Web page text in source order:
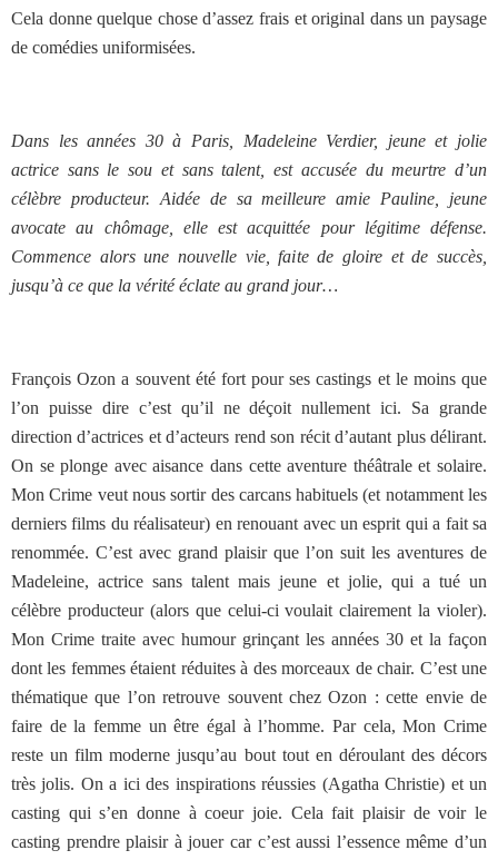
Cela donne quelque chose d’assez frais et original dans un paysage
de comédies uniformisées.
Dans les années 30 à Paris, Madeleine Verdier, jeune et jolie
actrice sans le sou et sans talent, est accusée du meurtre d’un
célèbre producteur. Aidée de sa meilleure amie Pauline, jeune
avocate au chômage, elle est acquittée pour légitime défense.
Commence alors une nouvelle vie, faite de gloire et de succès,
jusqu’à ce que la vérité éclate au grand jour…
François Ozon a souvent été fort pour ses castings et le moins que
l’on puisse dire c’est qu’il ne déçoit nullement ici. Sa grande
direction d’actrices et d’acteurs rend son récit d’autant plus délirant.
On se plonge avec aisance dans cette aventure théâtrale et solaire.
Mon Crime veut nous sortir des carcans habituels (et notamment les
derniers films du réalisateur) en renouant avec un esprit qui a fait sa
renommée. C’est avec grand plaisir que l’on suit les aventures de
Madeleine, actrice sans talent mais jeune et jolie, qui a tué un
célèbre producteur (alors que celui-ci voulait clairement la violer).
Mon Crime traite avec humour grinçant les années 30 et la façon
dont les femmes étaient réduites à des morceaux de chair. C’est une
thématique que l’on retrouve souvent chez Ozon : cette envie de
faire de la femme un être égal à l’homme. Par cela, Mon Crime
reste un film moderne jusqu’au bout tout en déroulant des décors
très jolis. On a ici des inspirations réussies (Agatha Christie) et un
casting qui s’en donne à coeur joie. Cela fait plaisir de voir le
casting prendre plaisir à jouer car c’est aussi l’essence même d’un